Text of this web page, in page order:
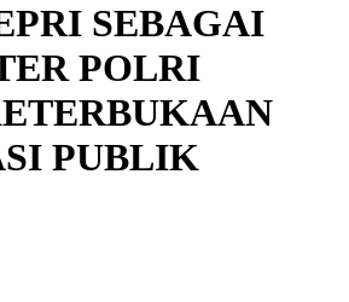
SEBAGAI
POLRI
PUBLIK